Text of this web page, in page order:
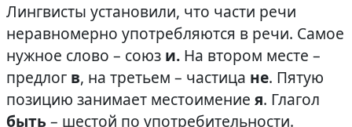
Лингвисты установили, что части речи
неравномерно употребляются в речи. Самое
нужное слово – союз и. На втором месте –
предлог в, на третьем – частица не. Пятую
позицию занимает местоимение я. Глагол
быть – шестой по употребительности.